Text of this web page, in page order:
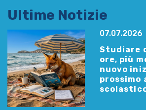
Ultime Notizie
07.07.2026
Studiare
ore, più
nuovo
prossimo